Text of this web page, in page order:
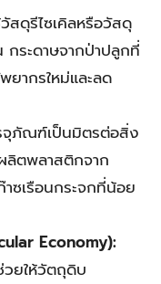
วัสดุรีไซเคิลหรือวัสดุ
ระดาษจากป่าปลูกที่
ยากรใหม่และลด
จุภัณฑ์เป็นมิตรต่อสิ่ง
ลิตพลาสติกจาก
ซเรือนกระจกที่น้อย
Economy):
วยให้วัตถุดิบ